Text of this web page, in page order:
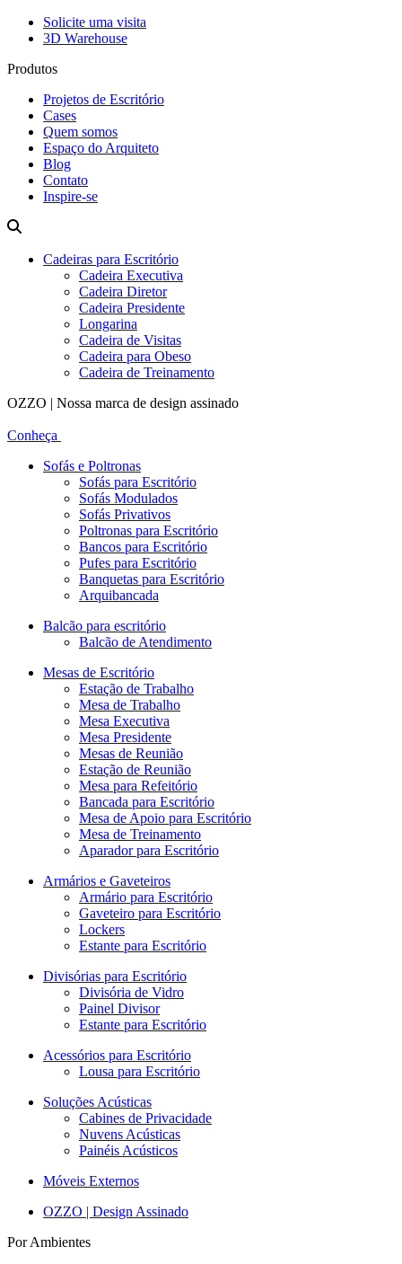
Solicite uma visita
3D Warehouse
Produtos
Projetos de Escritório
Cases
Quem somos
Espaço do Arquiteto
Blog
Contato
Inspire-se
Cadeiras para Escritório
Cadeira Executiva
Cadeira Diretor
Cadeira Presidente
Longarina
Cadeira de Visitas
Cadeira para Obeso
Cadeira de Treinamento
OZZO | Nossa marca de design assinado
Conheça
Sofás e Poltronas
Sofás para Escritório
Sofás Modulados
Sofás Privativos
Poltronas para Escritório
Bancos para Escritório
Pufes para Escritório
Banquetas para Escritório
Arquibancada
Balcão para escritório
Balcão de Atendimento
Mesas de Escritório
Estação de Trabalho
Mesa de Trabalho
Mesa Executiva
Mesa Presidente
Mesas de Reunião
Estação de Reunião
Mesa para Refeitório
Bancada para Escritório
Mesa de Apoio para Escritório
Mesa de Treinamento
Aparador para Escritório
Armários e Gaveteiros
Armário para Escritório
Gaveteiro para Escritório
Lockers
Estante para Escritório
Divisórias para Escritório
Divisória de Vidro
Painel Divisor
Estante para Escritório
Acessórios para Escritório
Lousa para Escritório
Soluções Acústicas
Cabines de Privacidade
Nuvens Acústicas
Painéis Acústicos
Móveis Externos
OZZO | Design Assinado
Por Ambientes